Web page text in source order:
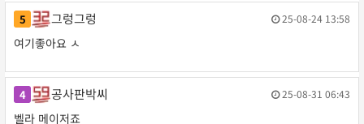
댓글목록
그
렁
그
렁
님
5 그렁그렁 작성일
25-08-24 13:58
여기좋아요 ㅅ
공
4 공사판박씨 작성일
25-08-31 06:43
벨라 메이저죠